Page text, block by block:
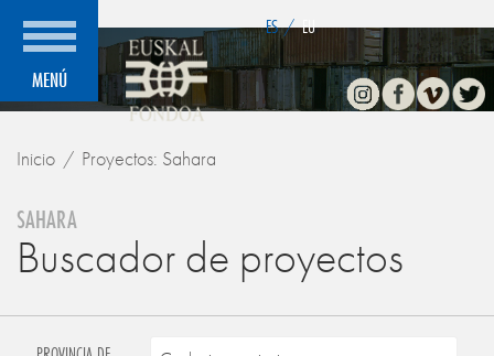
MENÚ
ES / EU
InstagramFacebook
Vimeo
Inicio Proyectos: Sahara
SAHARA
Buscador de proyectos